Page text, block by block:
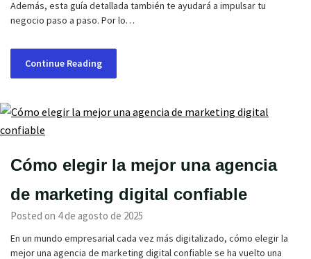
Además, esta guía detallada también te ayudará a impulsar tu
negocio paso a paso. Por lo…
Continue Reading
Cómo elegir la mejor una agencia
de marketing digital confiable
Posted on 4 de agosto de 2025
En un mundo empresarial cada vez más digitalizado, cómo elegir la
mejor una agencia de marketing digital confiable se ha vuelto una